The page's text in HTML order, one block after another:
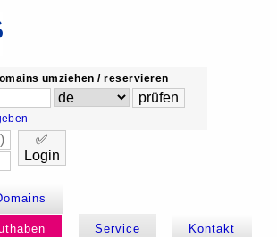
umziehen / reservieren
.
✅
Login
Service Kontakt